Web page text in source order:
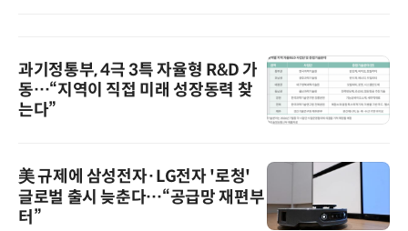
과기정통부, 4극 3특 자율형 R&D 가
동…“지역이 직접 미래 성장동력 찾
는다”
美 규제에 삼성전자·LG전자 '로청'
글로벌 출시 늦춘다…“공급망 재편부
터”